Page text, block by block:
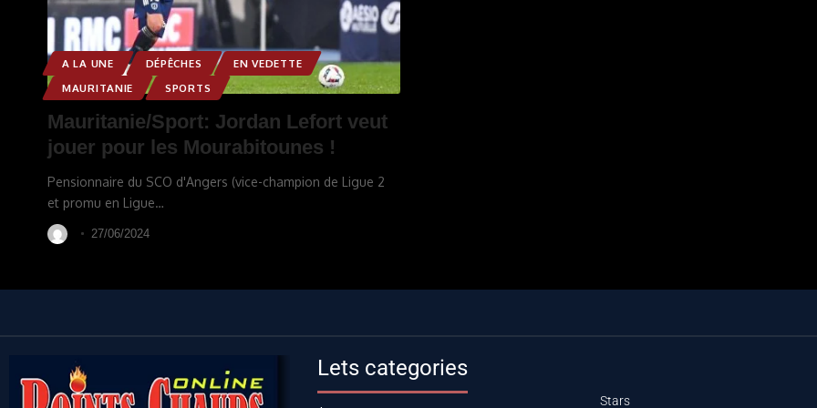
A LA UNE DÉPÊCHES
EN VEDETTE
MAURITANIE
SPORTS
Mauritanie/Sport: Jordan Lefort veut
jouer pour les Mourabitounes !
Pensionnaire du SCO d'Angers (vice-champion de Ligue 2
et promu en Ligue…
27/06/2024
Lets categories
Stars